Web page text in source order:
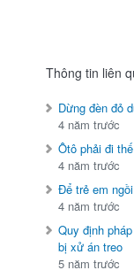
Thông tin liên
Dừng đèn đỏ
4 năm trước
Ôtô phải đi
4 năm trước
Để trẻ em
4 năm trước
Quy định
bị xử án treo
5 năm trước